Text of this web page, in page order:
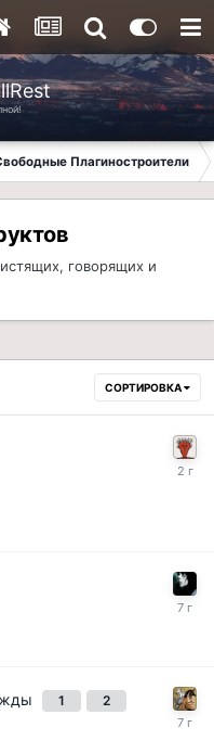
Плагиностроители
говорящих и
СОРТИРОВКА
1 2